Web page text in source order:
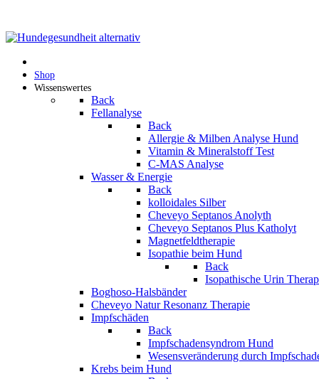
Shop
Wissenswertes
Back
Fellanalyse
Back
Allergie & Milben Analyse Hund
Vitamin & Mineralstoff Test
C-MAS Analyse
Wasser & Energie
Back
kolloidales Silber
Cheveyo Septanos Anolyth
Cheveyo Septanos Plus Katholyt
Magnetfeldtherapie
Isopathie beim Hund
Back
Isopathische Urin
Boghoso-Halsbänder
Cheveyo Natur Resonanz Therapie
Impfschäden
Back
Impfschadensyndrom Hund
Wesensveränderung durch
Krebs beim Hund